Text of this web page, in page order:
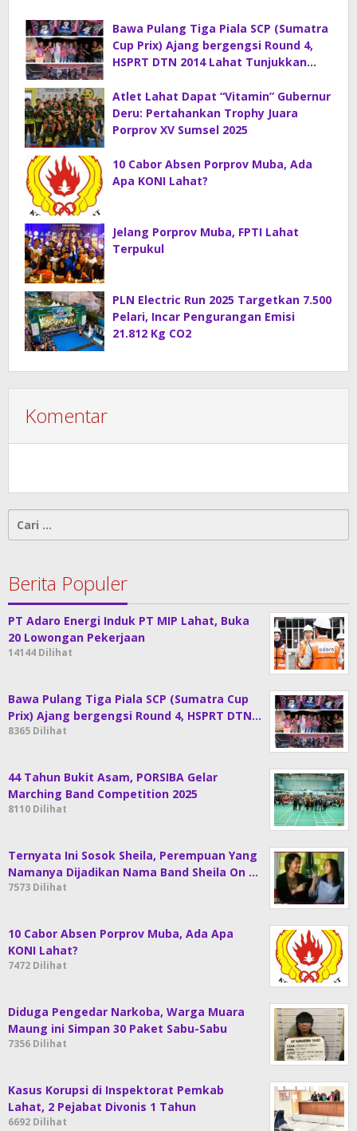
Bawa Pulang Tiga Piala SCP (Sumatra
Cup Prix) Ajang bergengsi Round 4,
HSPRT DTN 2014 Lahat Tunjukkan
Atlet Lahat Dapat “Vitamin” Gubernur
Deru: Pertahankan Trophy Juara
Porprov XV Sumsel 2025
10 Cabor Absen Porprov Muba, Ada
Apa KONI Lahat?
Jelang Porprov Muba, FPTI Lahat
Terpukul
PLN Electric Run 2025 Targetkan 7.500
Pelari, Incar Pengurangan Emisi
21.812 Kg CO2
Komentar
untuk:
Berita Populer
PT Adaro Energi Induk PT MIP Lahat, Buka
20 Lowongan Pekerjaan
14144 Dilihat
Bawa Pulang Tiga Piala SCP (Sumatra Cup
Prix) Ajang bergengsi Round 4, HSPRT DTN…
8365 Dilihat
44 Tahun Bukit Asam, PORSIBA Gelar
Marching Band Competition 2025
8110 Dilihat
Ternyata Ini Sosok Sheila, Perempuan Yang
Namanya Dijadikan Nama Band Sheila On …
7573 Dilihat
10 Cabor Absen Porprov Muba, Ada Apa
KONI Lahat?
7472 Dilihat
Diduga Pengedar Narkoba, Warga Muara
Maung ini Simpan 30 Paket Sabu-Sabu
7356 Dilihat
Kasus Korupsi di Inspektorat Pemkab
Lahat, 2 Pejabat Divonis 1 Tahun
6692 Dilihat